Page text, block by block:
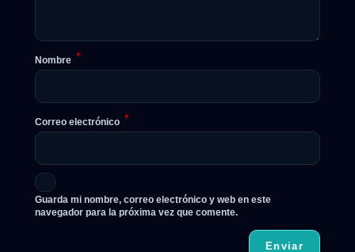
Nombre *
Correo electrónico *
Guarda mi nombre, correo electrónico y web en este
navegador para la próxima vez que comente.